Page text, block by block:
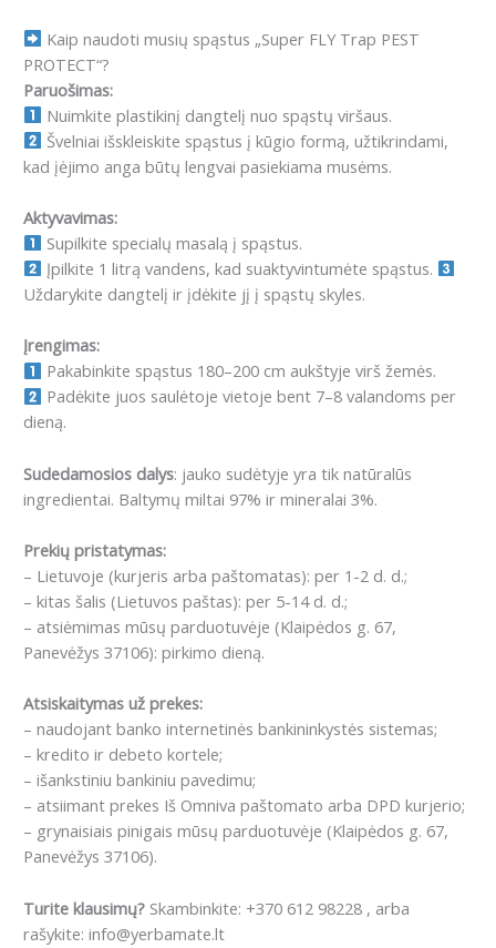
Kaip naudoti musių spąstus „Super FLY Trap PEST
PROTECT“?
Paruošimas:
Nuimkite plastikinį dangtelį nuo spąstų viršaus.
Švelniai išskleiskite spąstus į kūgio formą, užtikrindami,
kad įėjimo anga būtų lengvai pasiekiama musėms.
Aktyvavimas:
Supilkite specialų masalą į spąstus.
Įpilkite 1 litrą vandens, kad suaktyvintumėte spąstus.
Uždarykite dangtelį ir įdėkite jį į spąstų skyles.
Įrengimas:
Pakabinkite spąstus 180–200 cm aukštyje virš žemės.
Padėkite juos saulėtoje vietoje bent 7–8 valandoms per
dieną.
Sudedamosios dalys: jauko sudėtyje yra tik natūralūs
ingredientai. Baltymų miltai 97% ir mineralai 3%.
Prekių pristatymas:
– Lietuvoje (kurjeris arba paštomatas): per 1-2 d. d.;
– kitas šalis (Lietuvos paštas): per 5-14 d. d.;
– atsiėmimas mūsų parduotuvėje (Klaipėdos g. 67,
Panevėžys 37106): pirkimo dieną.
Atsiskaitymas už prekes:
– naudojant banko internetinės bankininkystės sistemas;
– kredito ir debeto kortele;
– išankstiniu bankiniu pavedimu;
– atsiimant prekes Iš Omniva paštomato arba DPD kurjerio;
– grynaisiais pinigais mūsų parduotuvėje (Klaipėdos g. 67,
Panevėžys 37106).
Turite klausimų? Skambinkite: +370 612 98228 , arba
rašykite: info@yerbamate.lt